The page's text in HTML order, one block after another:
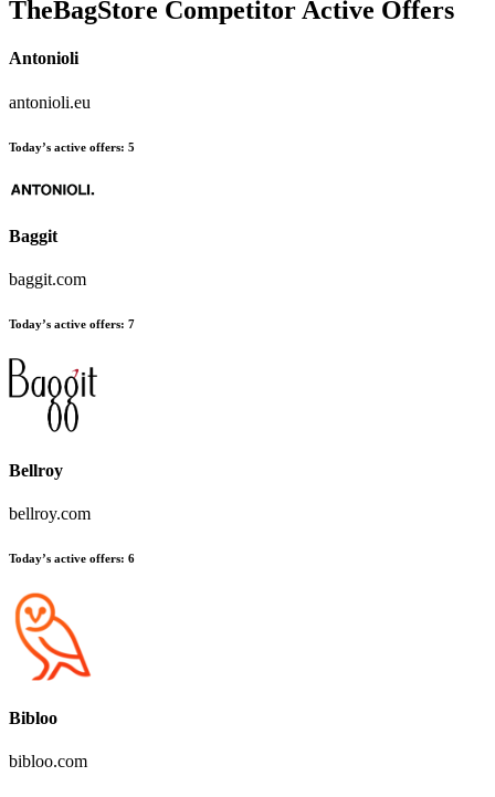
TheBagStore Competitor Active Offers
Antonioli
antonioli.eu
Today’s active offers: 5
Baggit
baggit.com
Today’s active offers: 7
Bellroy
bellroy.com
Today’s active offers: 6
Bibloo
bibloo.com